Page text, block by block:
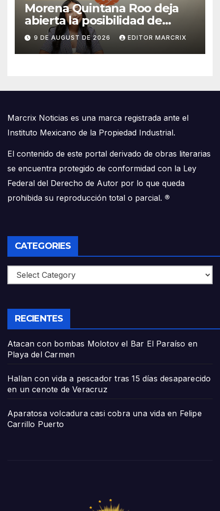
Morena Quintana Roo deja
abierta la posibilidad de
sumar a Lidia Rojas
9 DE AUGUST DE 2026 EDITOR MARCRIX
Marcrix Noticias es una marca registrada ante el
Instituto Mexicano de la Propiedad Industrial.
El contenido de este portal derivado de obras literarias
se encuentra protegido de conformidad con la Ley
Federal del Derecho de Autor por lo que queda
prohibida su reproducción total o parcial. ®
CATEGORIES
Categories
RECIENTES
Atacan con bombas Molotov el Bar El Paraíso en
Playa del Carmen
Hallan con vida a pescador tras 15 días desaparecido
en un cenote de Veracruz
Aparatosa volcadura casi cobra una vida en Felipe
Carrillo Puerto